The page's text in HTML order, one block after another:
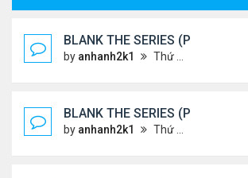
BLANK THE SERIES (PHẦN 2)
by anhanh2k1 Thứ 4 Tháng 5 29, 2024 3:16 am
BLANK THE SERIES (PHẦN 2)
by anhanh2k1 Thứ 7 Tháng 5 25, 2024 1:51 am